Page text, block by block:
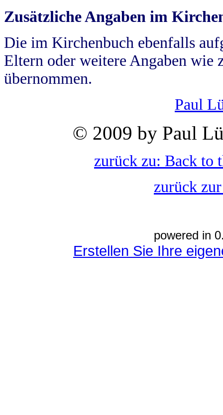
Zusätzliche Angaben im
Die im Kirchenbuch ebenfalls
Eltern oder weitere Angaben wie
übernommen.
Paul
© 2009 by Paul
zurück zu: Back to
zurück
powered in
Erstellen Sie Ihre